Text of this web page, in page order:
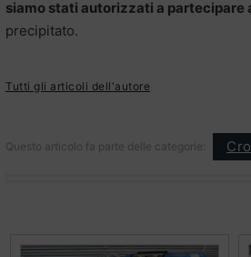
siamo stati autorizzati a partecipare
precipitato.
Tutti gli articoli dell'autore
Questo articolo fa parte delle categorie: